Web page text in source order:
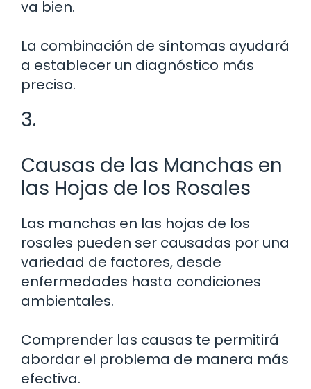
va bien.
La combinación de síntomas ayudará
a establecer un diagnóstico más
preciso.
3.
Causas de las Manchas en
las Hojas de los Rosales
Las manchas en las hojas de los
rosales pueden ser causadas por una
variedad de factores, desde
enfermedades hasta condiciones
ambientales.
Comprender las causas te permitirá
abordar el problema de manera más
efectiva.